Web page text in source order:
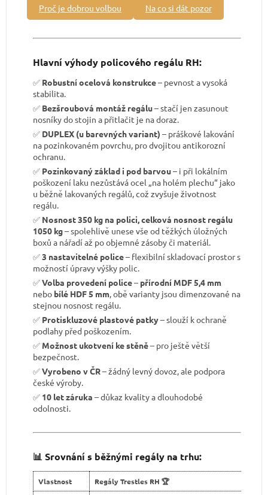
Proč je dobrou volbou Na co si dát pozor
Hlavní výhody policového regálu RH:
✅ Robustní ocelová konstrukce– pevnost a vysoká
stabilita.
✅ Bezšroubová montáž regálu– stačí jen zasunout
nosníky do stojin a přitlačit je na doraz.
✅ DUPLEX (u barevných variant) – práškové lakování
na pozinkovaném povrchu, pro dvojitou antikorozní
ochranu.
✅ Pozinkovaný základ i pod barvou– i při lokálním
poškození laku nezůstává ocel „na holém plechu“ jako
u běžně lakovaných regálů, což zvyšuje životnost
regálu.
✅ Nosnost 350 kg na polici, celková nosnost regálu
1050 kg– spolehlivě unese vše od těžkých úložných
boxů a nářadí až po objemné zásoby či materiál.
✅3 nastavitelné police– flexibilní skladovací prostor s
možností úpravy výšky polic.
✅Volba provedení police– přírodní MDF 5,4 mm
nebo bílé HDF 5 mm, obě varianty jsou dimenzované na
stejnou nosnost regálu.
✅ Protiskluzové plastové patky– slouží k ochraně
podlahy před poškozením.
✅ Možnost ukotvení ke stěně– pro ještě větší
bezpečnost.
✅Vyrobeno v ČR– žádný levný dovoz, ale podpora
české výroby.
✅ 10 let záruka – důkaz kvality a dlouhodobé
odolnosti.
📊 Srovnání s běžnými regály na trhu:
Vlastnost Regály Trestles RH 🏆